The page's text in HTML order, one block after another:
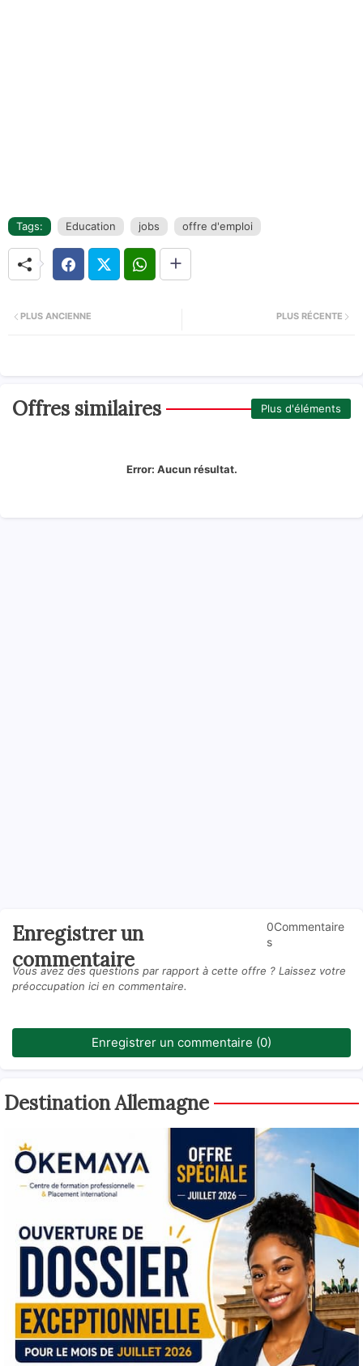
Tags: Education jobs offre d'emploi
PLUS RÉCENTE
PLUS ANCIENNE
Offres similaires Plus d'éléments
Error: Aucun résultat.
Enregistrer un
commentaire
0Commentaire
s
Vous avez des questions par rapport à cette offre ? Laissez votre
préoccupation ici en commentaire.
Enregistrer un commentaire (0)
Destination Allemagne